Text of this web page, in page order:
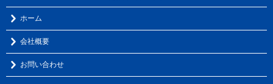
ホーム
会社概要
お問い合わせ